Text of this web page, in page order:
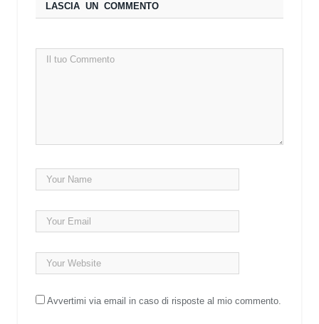
LASCIA UN COMMENTO
Avvertimi via email in caso di risposte al mio commento.